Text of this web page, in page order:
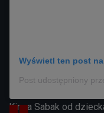
Wyświetl ten post
Kinga Sabak od